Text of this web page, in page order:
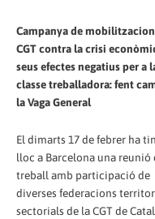
Campanya de
CGT contra la crisi
seus efectes negatius per a
classe treballadora: fent
la Vaga General
El dimarts 17 de febrer ha
lloc a Barcelona una reunió
treball amb participació de
diverses federacions
sectorials de la CGT de